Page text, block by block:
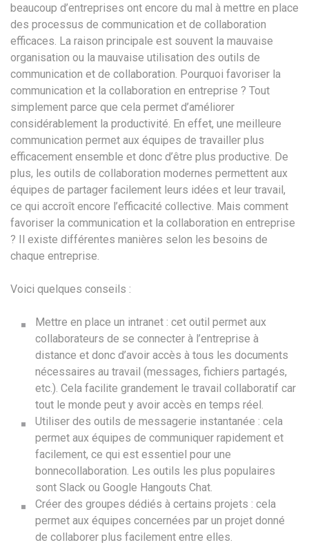
beaucoup d’entreprises ont encore du mal à mettre en place
des processus de communication et de collaboration
efficaces. La raison principale est souvent la mauvaise
organisation ou la mauvaise utilisation des outils de
communication et de collaboration. Pourquoi favoriser la
communication et la collaboration en entreprise ? Tout
simplement parce que cela permet d’améliorer
considérablement la productivité. En effet, une meilleure
communication permet aux équipes de travailler plus
efficacement ensemble et donc d’être plus productive. De
plus, les outils de collaboration modernes permettent aux
équipes de partager facilement leurs idées et leur travail,
ce qui accroît encore l’efficacité collective. Mais comment
favoriser la communication et la collaboration en entreprise
? Il existe différentes manières selon les besoins de
chaque entreprise.
Voici quelques conseils :
Mettre en place un intranet : cet outil permet aux
collaborateurs de se connecter à l’entreprise à
distance et donc d’avoir accès à tous les documents
nécessaires au travail (messages, fichiers partagés,
etc.). Cela facilite grandement le travail collaboratif car
tout le monde peut y avoir accès en temps réel.
Utiliser des outils de messagerie instantanée : cela
permet aux équipes de communiquer rapidement et
facilement, ce qui est essentiel pour une
bonnecollaboration. Les outils les plus populaires
sont Slack ou Google Hangouts Chat.
Créer des groupes dédiés à certains projets : cela
permet aux équipes concernées par un projet donné
de collaborer plus facilement entre elles.